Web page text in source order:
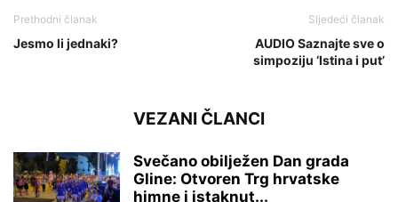
Prethodni članak
Jesmo li jednaki?
Sljedeći članak
AUDIO Saznajte sve o
simpoziju ‘Istina i put’
VEZANI ČLANCI
Svečano obilježen Dan grada
Gline: Otvoren Trg hrvatske
himne i istaknut...